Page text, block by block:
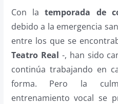
Con latemporada de
debido a la emergencia
entre los que se
Teatro Real -, han sido
continúa trabajando en
forma. Pero la
entrenamiento vocal se